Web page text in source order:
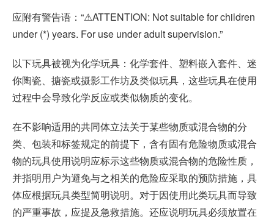
应附有警告语：“⚠ATTENTION: Not suitable for children
under (*) years. For use under adult supervision.”
以下玩具被视为化学玩具：化学套件、塑料嵌入套件、迷
你陶瓷、搪瓷或摄影工作坊及类似玩具，这些玩具在使用
过程中会导致化学反应或类似物质的变化。
在不影响适用的共同体立法关于某些物质或混合物的分
类、包装和标签规定的前提下，含有固有危险物质或混合
物的玩具使用说明应标示这些物质或混合物的危险性质，
并指明用户为避免与之相关的危险应采取的预防措施，具
体应根据玩具类型简明说明。对于因使用此类玩具而导致
的严重事故，应提及急救措施。还应说明玩具必须放置在